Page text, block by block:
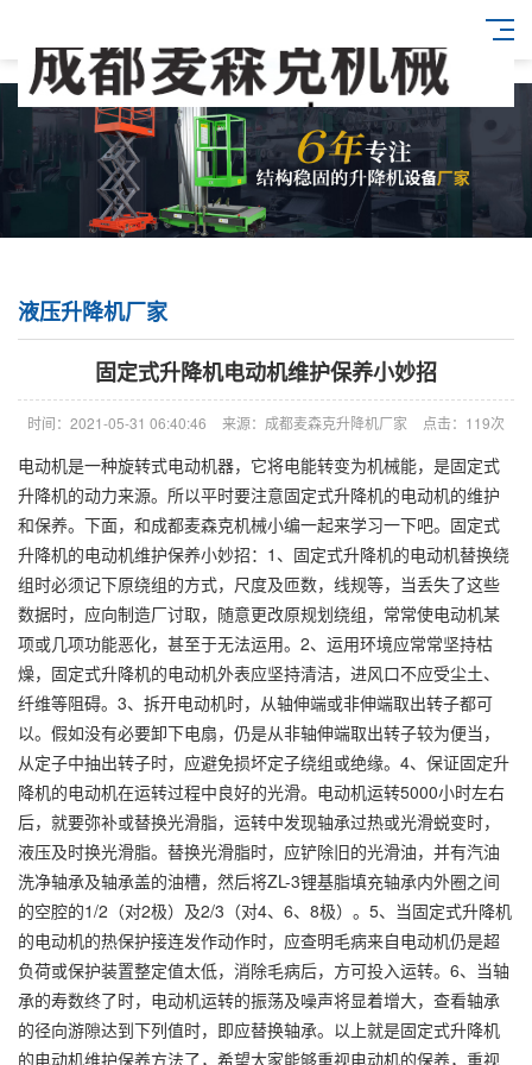
液压升降机厂家
固定式升降机电动机维护保养小妙招
时间：2021-05-31 06:40:46 来源：成都麦森克升降机厂家 点击：119次
电动机是一种旋转式电动机器，它将电能转变为机械能，是固定式
升降机的动力来源。所以平时要注意固定式升降机的电动机的维护
和保养。下面，和成都麦森克机械小编一起来学习一下吧。固定式
升降机的电动机维护保养小妙招：1、固定式升降机的电动机替换绕
组时必须记下原绕组的方式，尺度及匝数，线规等，当丢失了这些
数据时，应向制造厂讨取，随意更改原规划绕组，常常使电动机某
项或几项功能恶化，甚至于无法运用。2、运用环境应常常坚持枯
燥，固定式升降机的电动机外表应坚持清洁，进风口不应受尘土、
纤维等阻碍。3、拆开电动机时，从轴伸端或非伸端取出转子都可
以。假如没有必要卸下电扇，仍是从非轴伸端取出转子较为便当，
从定子中抽出转子时，应避免损坏定子绕组或绝缘。4、保证固定升
降机的电动机在运转过程中良好的光滑。电动机运转5000小时左右
后，就要弥补或替换光滑脂，运转中发现轴承过热或光滑蜕变时，
液压及时换光滑脂。替换光滑脂时，应铲除旧的光滑油，并有汽油
洗净轴承及轴承盖的油槽，然后将ZL-3锂基脂填充轴承内外圈之间
的空腔的1/2（对2极）及2/3（对4、6、8极）。5、当固定式升降机
的电动机的热保护接连发作动作时，应查明毛病来自电动机仍是超
负荷或保护装置整定值太低，消除毛病后，方可投入运转。6、当轴
承的寿数终了时，电动机运转的振荡及噪声将显着增大，查看轴承
的径向游隙达到下列值时，即应替换轴承。以上就是固定式升降机
的电动机维护保养方法了，希望大家能够重视电动机的保养，重视